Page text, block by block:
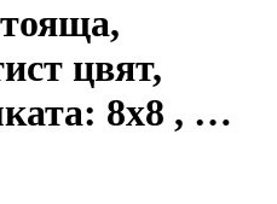
цвят,
8x8 , …